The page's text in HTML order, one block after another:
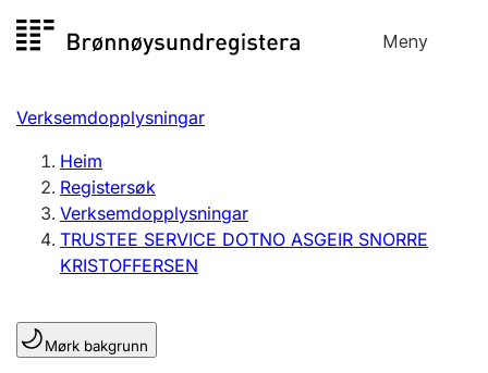
til
Meny
Registersøk
Aksjeselskap
Enkeltpersonføretak
Registrere, endre, slette
Lag og foreining
Registrere, endre, slette
Verksemdopplysningar
Heim
Registersøk
Verksemdopplysningar
TRUSTEE SERVICE DOTNO ASGEIR SNORRE
KRISTOFFERSEN
Mørk bakgrunn